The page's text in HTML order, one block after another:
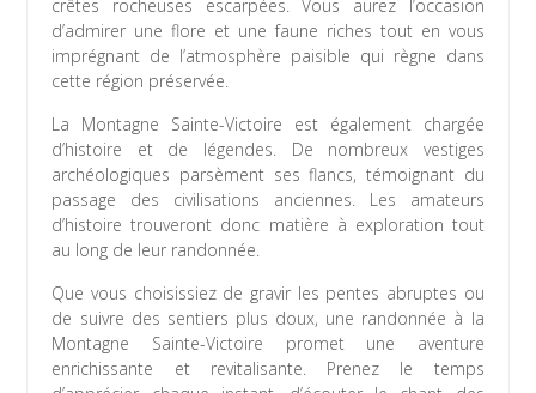
crêtes rocheuses escarpées. Vous aurez l’occasion
d’admirer une flore et une faune riches tout en vous
imprégnant de l’atmosphère paisible qui règne dans
cette région préservée.
La Montagne Sainte-Victoire est également chargée
d’histoire et de légendes. De nombreux vestiges
archéologiques parsèment ses flancs, témoignant du
passage des civilisations anciennes. Les amateurs
d’histoire trouveront donc matière à exploration tout
au long de leur randonnée.
Que vous choisissiez de gravir les pentes abruptes ou
de suivre des sentiers plus doux, une randonnée à la
Montagne Sainte-Victoire promet une aventure
enrichissante et revitalisante. Prenez le temps